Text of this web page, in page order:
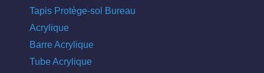
Tapis Protège-sol Bureau
Acrylique
Barre Acrylique
Tube Acrylique